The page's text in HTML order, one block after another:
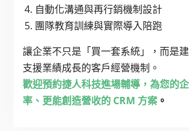
自動化溝通與再行銷機制設計
團隊教育訓練與實際導入陪跑
讓企業不只是「買一套系統」，而是
支援業績成長的客戶經營機制。
歡迎預約捷人科技進場輔導，為您的
率、更能創造營收的 CRM 方案。